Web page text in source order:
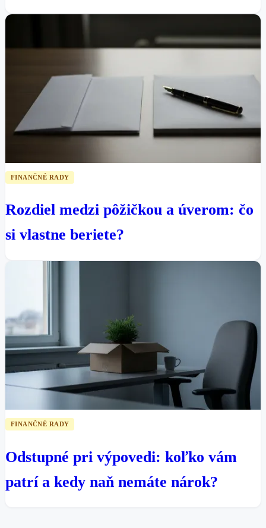
FINANČNÉ RADY
Rozdiel medzi pôžičkou a úverom: čo
si vlastne beriete?
FINANČNÉ RADY
Odstupné pri výpovedi: koľko vám
patrí a kedy naň nemáte nárok?